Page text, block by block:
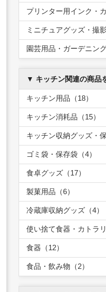
プリンター用インク・
ミニチュアグッズ・撮
園芸用品・ガーデニン
▼ キッチン関連の商品
キッチン用品（18）
キッチン消耗品（15）
キッチン収納グッズ・
ゴミ袋・保存袋（4）
食卓グッズ（17）
製菓用品（6）
冷蔵庫収納グッズ（4）
使い捨て食器・カトラリ
食器（12）
食品・飲み物（2）